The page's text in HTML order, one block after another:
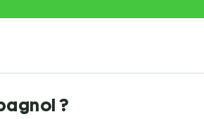
?